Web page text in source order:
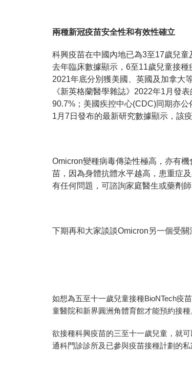
兩種新冠疫苗安全性和有效性確立
科興疫苗在中國內地已為3至17歲兒
去年臨床數據顯示，6至11歲兒童接
2021年底分別獲美國、英國及加拿大
《新英格蘭醫學雜誌》 2022年1 月發
90.7% ； 美國疾控中心(CDC)同期亦公
1月7日發布的最新研究數據顯示，該
Omicron變種病毒傳染性極高，亦有
苗，因為身體抗體水平越高，患重症
有任何問題，可諮詢家庭醫生或藥劑師
下期再和大家談談Omicron另一個受關
如想為五至十一歲兒童接種BioNTech疫
童醫院和新界圓洲角體育館才能預約接種
欲接種科興疫苗的三至十一歲兒童，就
通科門診診所及已參與疫苗接種計劃的私